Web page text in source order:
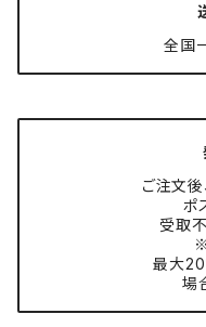
全国
ご注文
ポ
受取
最大
場